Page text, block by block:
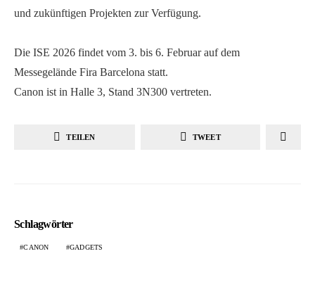
und zukünftigen Projekten zur Verfügung.
Die ISE 2026 findet vom 3. bis 6. Februar auf dem
Messegelände Fira Barcelona statt.
Canon ist in Halle 3, Stand 3N300 vertreten.
TEILEN TWEET
Schlagwörter
CANON GADGETS